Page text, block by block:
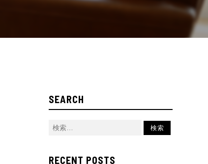
SEARCH
RECENT POSTS